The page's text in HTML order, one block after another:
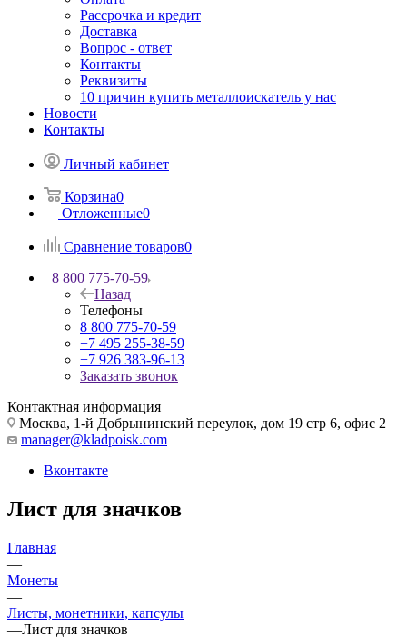
Рассрочка и кредит
Доставка
Вопрос - ответ
Контакты
Реквизиты
10 причин купить металлоискатель у нас
Новости
Контакты
Личный кабинет
Корзина0
Отложенные0
Сравнение товаров0
8 800 775-70-59
Назад
Телефоны
8 800 775-70-59
+7 495 255-38-59
+7 926 383-96-13
Заказать звонок
Контактная информация
Москва, 1-й Добрынинский переулок, дом 19 стр 6, офис 2
manager@kladpoisk.com
Вконтакте
Лист для значков
Главная
—
Монеты
—
Листы, монетники, капсулы
—Лист для значков